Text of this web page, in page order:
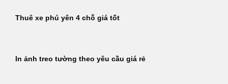
Thuê xe phú yên 4 chỗ giá tốt
In ảnh treo tường theo yêu cầu giá rẻ